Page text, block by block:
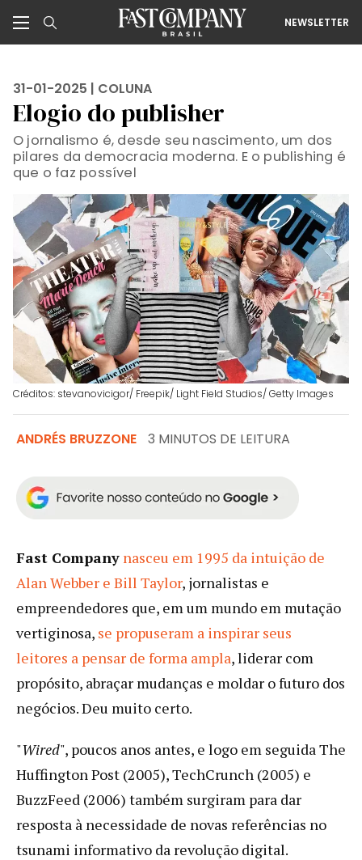
NEWSLETTER
31-01-2025 | COLUNA
Elogio do publisher
O jornalismo é, desde seu nascimento, um dos
pilares da democracia moderna. E o publishing é
que o faz possível
Créditos: stevanovicigor/ Freepik/ Light Field Studios/ Getty Images
ANDRÉS BRUZZONE 3 MINUTOS DE LEITURA
Fast Company nasceu em 1995 da intuição de
Alan Webber e Bill Taylor, jornalistas e
empreendedores que, em um mundo em mutação
vertiginosa, se propuseram a inspirar seus
leitores a pensar de forma ampla, liderar com
propósito, abraçar mudanças e moldar o futuro dos
negócios. Deu muito certo.
"Wired", poucos anos antes, e logo em seguida The
Huffington Post (2005), TechCrunch (2005) e
BuzzFeed (2006) também surgiram para dar
resposta à necessidade de novas referências no
tsunami informativo da revolução digital.